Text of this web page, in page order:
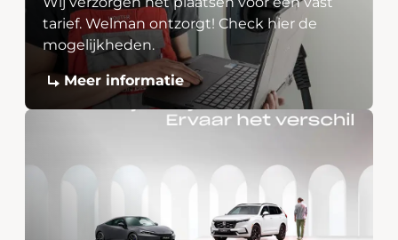
tarief. Welman ontzorgt! Check hier de
mogelijkheden.
Meer informatie